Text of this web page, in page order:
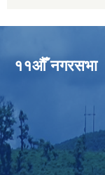
११औँ नगरसभा